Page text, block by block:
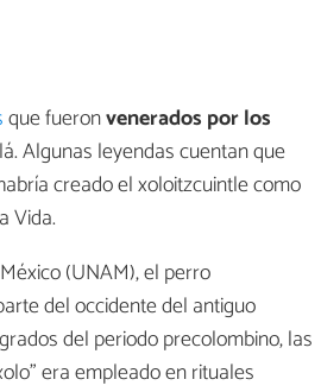
que fueronvenerados por los
Algunas leyendas cuentan que
creado el xoloitzcuintle como
Vida.
(UNAM), el perro
del occidente del antiguo
del periodo precolombino, las
era empleado en rituales